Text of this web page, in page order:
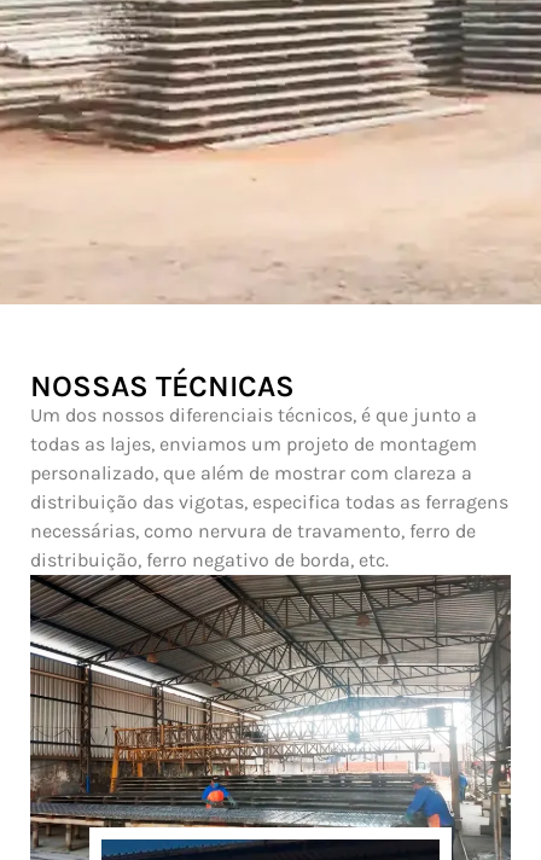
NOSSAS TÉCNICAS
Um dos nossos diferenciais técnicos, é que junto a
todas as lajes, enviamos um projeto de montagem
personalizado, que além de mostrar com clareza a
distribuição das vigotas, especifica todas as ferragens
necessárias, como nervura de travamento, ferro de
distribuição, ferro negativo de borda, etc.